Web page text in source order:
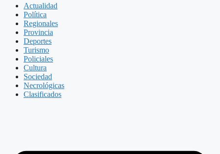
Actualidad
Política
Regionales
Provincia
Deportes
Turismo
Policiales
Cultura
Sociedad
Necrológicas
Clasificados